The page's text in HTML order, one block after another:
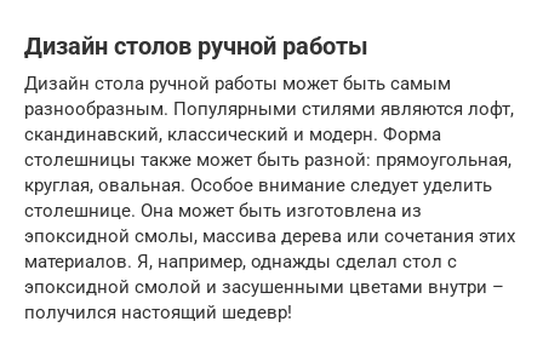
Дизайн столов ручной работы
Дизайн стола ручной работы может быть самым
разнообразным. Популярными стилями являются лофт,
скандинавский, классический и модерн. Форма
столешницы также может быть разной: прямоугольная,
круглая, овальная. Особое внимание следует уделить
столешнице. Она может быть изготовлена из
эпоксидной смолы, массива дерева или сочетания этих
материалов. Я, например, однажды сделал стол с
эпоксидной смолой и засушенными цветами внутри –
получился настоящий шедевр!